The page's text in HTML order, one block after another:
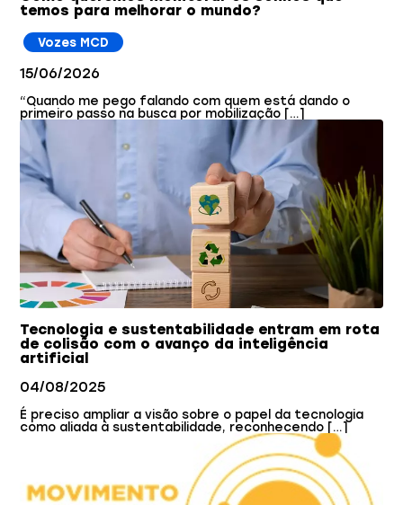
temos para melhorar o mundo?
Vozes MCD
15/06/2026
“Quando me pego falando com quem está dando o
primeiro passo na busca por mobilização […]
Tecnologia e sustentabilidade entram em rota
de colisão com o avanço da inteligência
artificial
04/08/2025
É preciso ampliar a visão sobre o papel da tecnologia
como aliada à sustentabilidade, reconhecendo […]